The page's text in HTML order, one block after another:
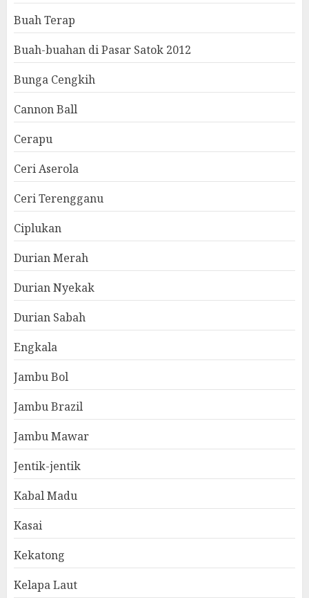
Buah Terap
Buah-buahan di Pasar Satok 2012
Bunga Cengkih
Cannon Ball
Cerapu
Ceri Aserola
Ceri Terengganu
Ciplukan
Durian Merah
Durian Nyekak
Durian Sabah
Engkala
Jambu Bol
Jambu Brazil
Jambu Mawar
Jentik-jentik
Kabal Madu
Kasai
Kekatong
Kelapa Laut